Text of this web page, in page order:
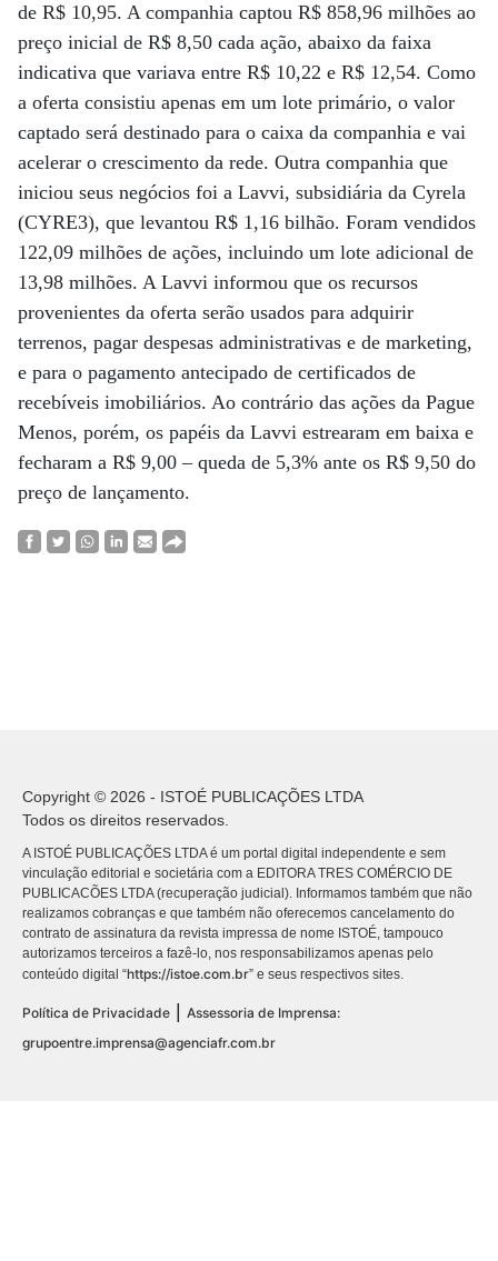
de R$ 10,95. A companhia captou R$ 858,96 milhões ao
preço inicial de R$ 8,50 cada ação, abaixo da faixa
indicativa que variava entre R$ 10,22 e R$ 12,54. Como
a oferta consistiu apenas em um lote primário, o valor
captado será destinado para o caixa da companhia e vai
acelerar o crescimento da rede. Outra companhia que
iniciou seus negócios foi a Lavvi, subsidiária da Cyrela
(CYRE3), que levantou R$ 1,16 bilhão. Foram vendidos
122,09 milhões de ações, incluindo um lote adicional de
13,98 milhões. A Lavvi informou que os recursos
provenientes da oferta serão usados para adquirir
terrenos, pagar despesas administrativas e de marketing,
e para o pagamento antecipado de certificados de
recebíveis imobiliários. Ao contrário das ações da Pague
Menos, porém, os papéis da Lavvi estrearam em baixa e
fecharam a R$ 9,00 – queda de 5,3% ante os R$ 9,50 do
preço de lançamento.
Copyright © 2026 - ISTOÉ PUBLICAÇÕES LTDA
Todos os direitos reservados.
A ISTOÉ PUBLICAÇÕES LTDA é um portal digital independente e sem
vinculação editorial e societária com a EDITORA TRES COMÉRCIO DE
PUBLICACÕES LTDA (recuperação judicial). Informamos também que não
realizamos cobranças e que também não oferecemos cancelamento do
contrato de assinatura da revista impressa de nome ISTOÉ, tampouco
autorizamos terceiros a fazê-lo, nos responsabilizamos apenas pelo
conteúdo digital “https://istoe.com.br” e seus respectivos sites.
Política de Privacidade
Assessoria de Imprensa:
grupoentre.imprensa@agenciafr.com.br